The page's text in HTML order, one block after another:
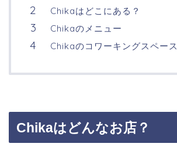
Chikaはどこにある？
Chikaのメニュー
Chikaのコワーキングスペース
Chikaはどんなお店？